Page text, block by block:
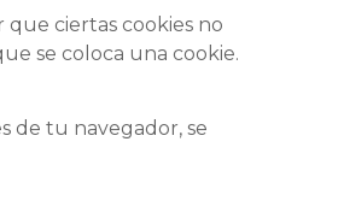
ciertas cookies no
se coloca una cookie.
de tu navegador, se